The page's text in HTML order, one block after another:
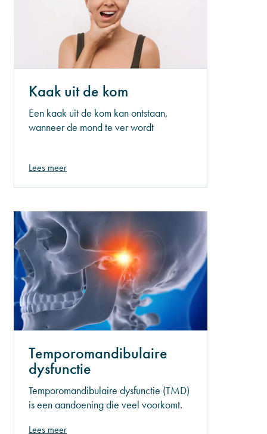
Kaak uit de kom
Een kaak uit de kom kan ontstaan,
wanneer de mond te ver wordt
het kaakgewricht kan
Lees meer
Temporomandibulaire
dysfunctie
Temporomandibulaire dysfunctie (TMD)
is een aandoening die veel voorkomt.
Lees meer